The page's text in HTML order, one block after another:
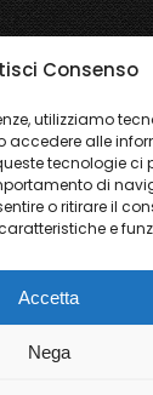
Consenso
utilizziamo
accedere alle
tecnologie ci
di
o ritirare il
e
Accetta
Nega
SOSPENSIONI